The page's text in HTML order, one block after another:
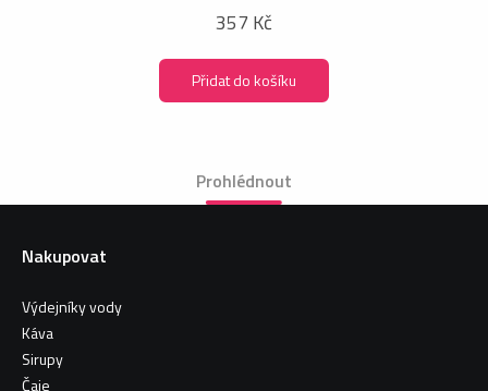
357 Kč
Přidat do košíku
Prohlédnout
Nakupovat
Výdejníky vody
Káva
Sirupy
Čaje